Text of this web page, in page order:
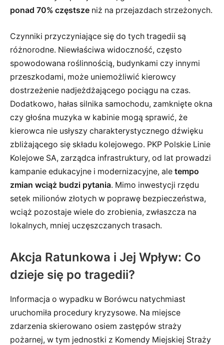
ponad 70% częstsze niż na przejazdach strzeżonych.
Czynniki przyczyniające się do tych tragedii są
różnorodne. Niewłaściwa widoczność, często
spowodowana roślinnością, budynkami czy innymi
przeszkodami, może uniemożliwić kierowcy
dostrzeżenie nadjeżdżającego pociągu na czas.
Dodatkowo, hałas silnika samochodu, zamknięte okna
czy głośna muzyka w kabinie mogą sprawić, że
kierowca nie usłyszy charakterystycznego dźwięku
zbliżającego się składu kolejowego. PKP Polskie Linie
Kolejowe SA, zarządca infrastruktury, od lat prowadzi
kampanie edukacyjne i modernizacyjne, ale tempo
zmian wciąż budzi pytania. Mimo inwestycji rzędu
setek milionów złotych w poprawę bezpieczeństwa,
wciąż pozostaje wiele do zrobienia, zwłaszcza na
lokalnych, mniej uczęszczanych trasach.
Akcja Ratunkowa i Jej Wpływ: Co
dzieje się po tragedii?
Informacja o wypadku w Borówcu natychmiast
uruchomiła procedury kryzysowe. Na miejsce
zdarzenia skierowano osiem zastępów straży
pożarnej, w tym jednostki z Komendy Miejskiej Straży